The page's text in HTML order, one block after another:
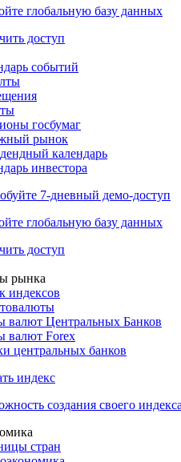
CDS
7-дневный
глобальную базу данных
доступ
событий
госбумаг
рынок
календарь
инвестора
7-дневный
доступ
рынка
индексов
валют Центральных Банков
валют Forex
центральных банков
индекс
создания своего индекса